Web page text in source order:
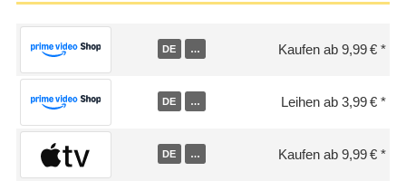
DE … Kaufen ab 9,99 €
DE … Leihen ab 3,99 €
DE … Kaufen ab 9,99 €